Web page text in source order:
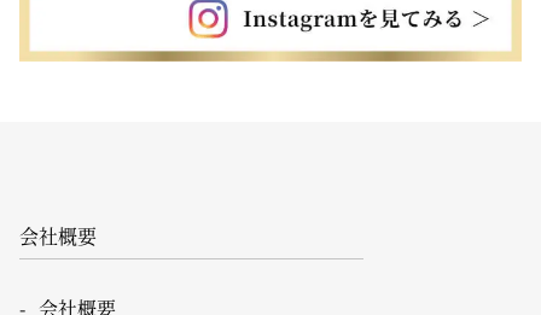
会社概要
会社概要